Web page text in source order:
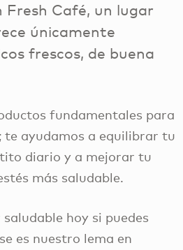
Fresh Café, un lugar
únicamente
frescos, de buena
fundamentales para
te ayudamos a equilibrar tu
diario y a mejorar tu
más saludable.
hoy si puedes
es nuestro lema en